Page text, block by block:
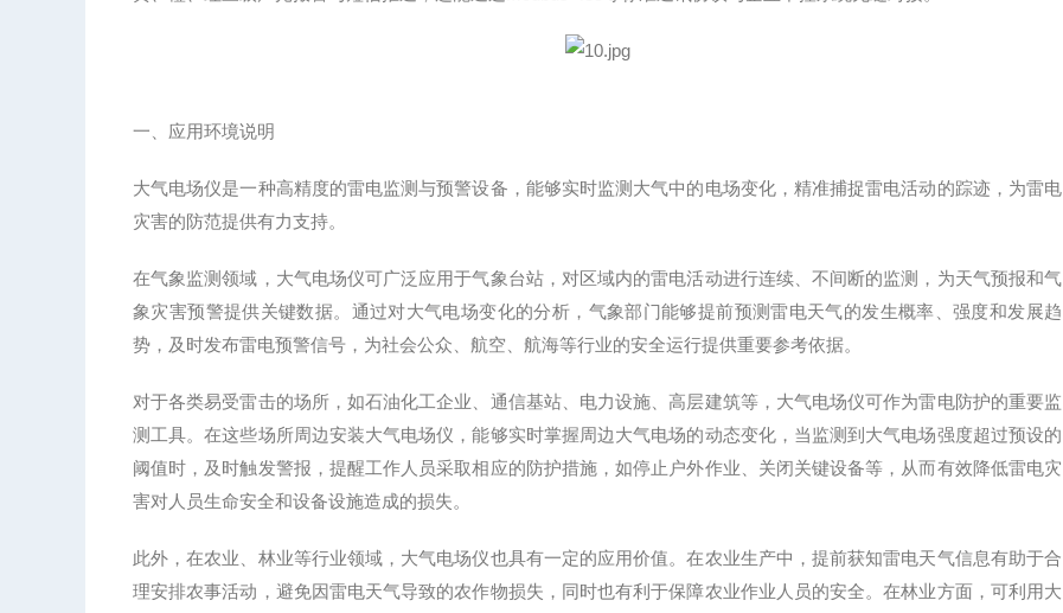
一、应用环境说明
大气电场仪是一种高精度的雷电监测与预警设备，能够实时监测大气中的电场变化，精准捕捉雷电活动的踪迹，为雷电
灾害的防范提供有力支持。
在气象监测领域，大气电场仪可广泛应用于气象台站，对区域内的雷电活动进行连续、不间断的监测，为天气预报和气
象灾害预警提供关键数据。通过对大气电场变化的分析，气象部门能够提前预测雷电天气的发生概率、强度和发展趋
势，及时发布雷电预警信号，为社会公众、航空、航海等行业的安全运行提供重要参考依据。
对于各类易受雷击的场所，如石油化工企业、通信基站、电力设施、高层建筑等，大气电场仪可作为雷电防护的重要监
测工具。在这些场所周边安装大气电场仪，能够实时掌握周边大气电场的动态变化，当监测到大气电场强度超过预设的
阈值时，及时触发警报，提醒工作人员采取相应的防护措施，如停止户外作业、关闭关键设备等，从而有效降低雷电灾
害对人员生命安全和设备设施造成的损失。
此外，在农业、林业等行业领域，大气电场仪也具有一定的应用价值。在农业生产中，提前获知雷电天气信息有助于合
理安排农事活动，避免因雷电天气导致的农作物损失，同时也有利于保障农业作业人员的安全。在林业方面，可利用大